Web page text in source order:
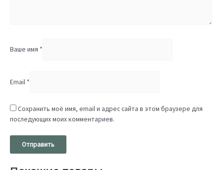
Ваше имя *
Email *
Сохранить моё имя, email и адрес сайта в этом браузере для
последующих моих комментариев.